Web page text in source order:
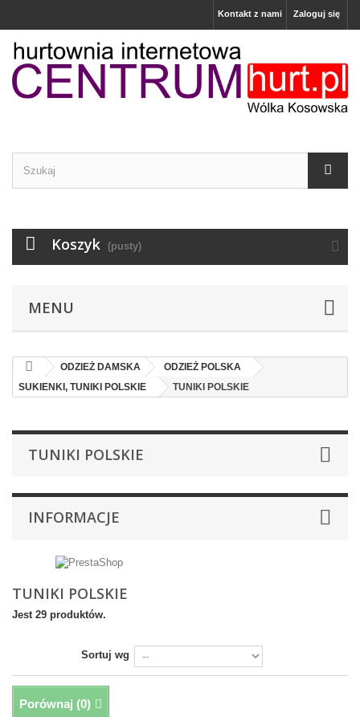
Zaloguj się
Kontakt z nami
Koszyk (pusty)
MENU
ODZIEŻ DAMSKA
ODZIEŻ POLSKA
SUKIENKI, TUNIKI POLSKIE
TUNIKI POLSKIE
TUNIKI POLSKIE
INFORMACJE
TUNIKI POLSKIE
Jest 29 produktów.
Sortuj wg
Porównaj (0)